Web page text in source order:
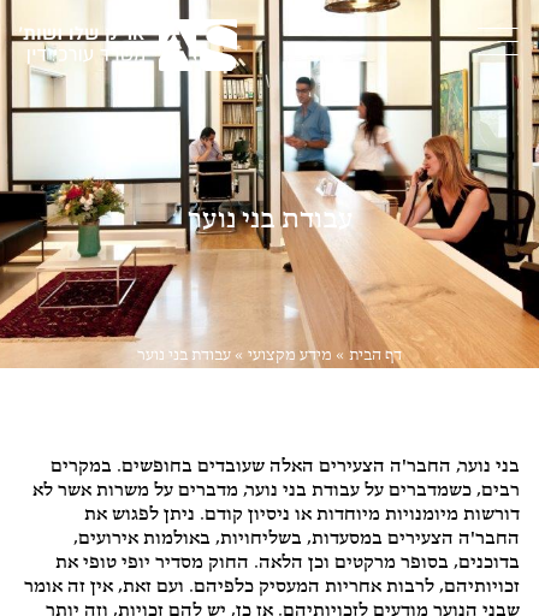
עבודת בני נוער
דף הבית » מידע מקצועי » עבודת בני נוער
בני נוער, החבר'ה הצעירים האלה שעובדים בחופשים. במקרים
רבים, כשמדברים על עבודת בני נוער, מדברים על משרות אשר לא
דורשות מיומנויות מיוחדות או ניסיון קודם. ניתן לפגוש את
החבר'ה הצעירים במסעדות, בשליחויות, באולמות אירועים,
בדוכנים, בסופר מרקטים וכן הלאה. החוק מסדיר יופי טופי את
זכויותיהם, לרבות אחריות המעסיק כלפיהם. ועם זאת, אין זה אומר
שבני הנוער מודעים לזכויותיהם. אז כן, יש להם זכויות, וזה יותר